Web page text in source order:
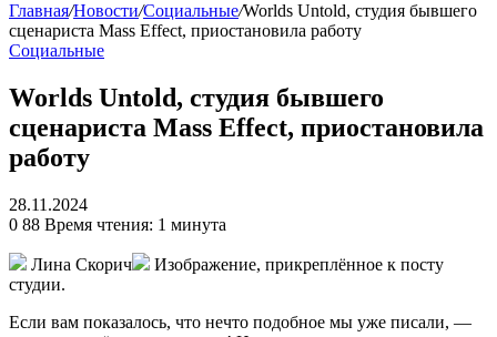
Главная/Новости/Социальные/Worlds Untold, студия бывшего
сценариста Mass Effect, приостановила работу
Социальные
Worlds Untold, студия бывшего
сценариста Mass Effect, приостановила
работу
28.11.2024
0 88 Время чтения: 1 минута
Лина Скорич
Изображение, прикреплённое к посту
студии.
Если вам показалось, что нечто подобное мы уже писали, —